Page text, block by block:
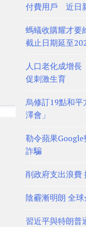
付費用戶 近日
螞蟻收購耀才
截止日期延至
人口老化成增長
促刺激生育
烏修訂19點和平
澤會」
勒令蘋果
詐騙
削政府支出浪費
陰霾漸明朗 全
習近平與特朗普